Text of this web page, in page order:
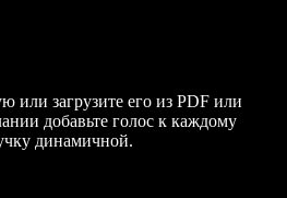
или загрузите его из PDF или
добавьте голос к каждому
динамичной.